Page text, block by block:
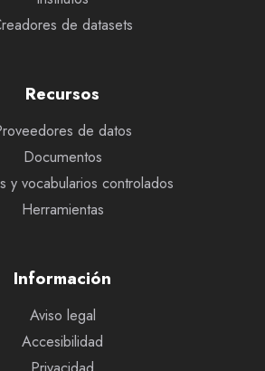
de datasets
Recursos
de datos
Documentos
y vocabularios controlados
Herramientas
Información
Aviso legal
Accesibilidad